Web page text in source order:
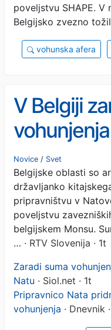
poveljstvu SHAPE. V
Belgijsko zvezno
vohunska afera
V Belgiji
pripravnico
Novice / Svet
Belgijske oblasti so
državljanko
pripravništvu v
poveljstvu
belgijskem Monsu.
… · RTV Slovenija · 1t
Zaradi suma
Natu · Siol.net · 1t
Pripravnico Nata
vohunjenja · Dnevnik